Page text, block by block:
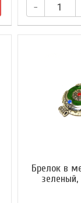
–
Брелок в